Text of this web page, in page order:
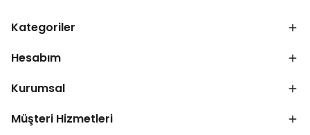
Kategoriler
Hesabım
Kurumsal
Müşteri Hizmetleri